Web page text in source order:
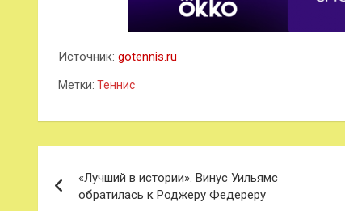
Источник: gotennis.ru
Метки: Теннис
по
«Лучший в истории». Винус Уильямс
обратилась к Роджеру Федереру